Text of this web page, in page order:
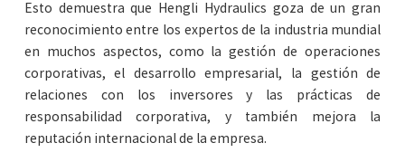
Esto demuestra que Hengli Hydraulics goza de un gran
reconocimiento entre los expertos de la industria mundial
en muchos aspectos, como la gestión de operaciones
corporativas, el desarrollo empresarial, la gestión de
relaciones con los inversores y las prácticas de
responsabilidad corporativa, y también mejora la
reputación internacional de la empresa.